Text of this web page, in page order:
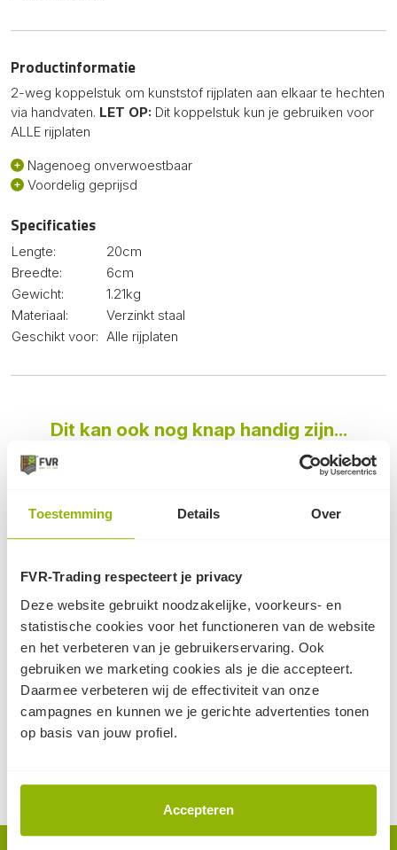
Toestemming Details Over
FVR-Trading respecteert je privacy
Deze website gebruikt noodzakelijke, voorkeurs- en
statistische cookies voor het functioneren van de website
en het verbeteren van je gebruikerservaring. Ook
gebruiken we marketing cookies als je die accepteert.
Daarmee verbeteren wij de effectiviteit van onze
campagnes en kunnen we je gerichte advertenties tonen
op basis van jouw profiel.
Accepteren
Productinformatie
2-weg koppelstuk om kunststof rijplaten aan elkaar te hechten
via handvaten. LET OP: Dit koppelstuk kun je gebruiken voor
ALLE rijplaten
Nagenoeg onverwoestbaar
Voordelig geprijsd
Specificaties
Lengte:
20cm
Breedte:
6cm
Gewicht:
1.21kg
Materiaal:
Verzinkt staal
Geschikt voor: Alle rijplaten
Dit kan ook nog knap handig zijn...
Kunststof koppelstuk
t.b.v. rijplaten
Eenvoudige manier om
kunststof rijplaten te
koppelen
6,90
(excl. BTW, per stuk)
Sleephaak rijplaten - XL
ideaal voor het
verslepen/verplaatsen
van kunststof rijplaten
19,90